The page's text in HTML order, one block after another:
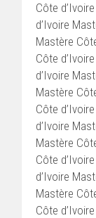
Côte
d’Ivoire
Mastère
Côte
d’Ivoire
Mastère
Côte
d’Ivoire
Mastère
Côte
d’Ivoire
Mastère
Côte